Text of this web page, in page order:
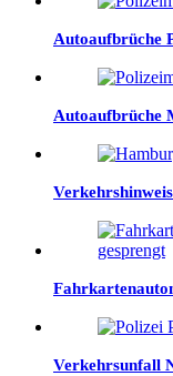
Autoaufbrüche
Autoaufbrüche
Verkehrsunfall